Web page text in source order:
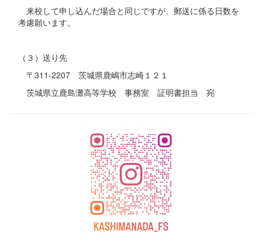
来校して申し込んだ場合と同じですが、郵送に係る日数を
考慮願います。
（３）送り先
〒311-2207 茨城県鹿嶋市志崎１２１
茨城県立鹿島灘高等学校 事務室 証明書担当 宛